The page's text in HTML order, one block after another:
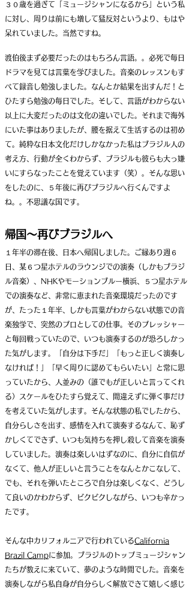
３０歳を過ぎて「 ミュージシャンになるから」という私
に対し、周りは前にも増して猛反対というより、もはや
呆れていました。当然ですね。
渡伯後まず必要だったのはもちろん言語。。必死で毎日
ドラマを見ては言葉を学びました。音楽のレッスンもす
べて録音し勉強しました。なんとか結果を出すんだ！と
ひたすら勉強の毎日でした。そして、言語がわからない
以上に大変だったのは文化の違いでした。それまで海外
にいた事はありましたが、腰を据えて生活するのは初め
て。純粋な日本文化だけしかなかった私はブラジル人の
考え方、行動が全くわからず、ブラジルも彼らも大っ嫌
いにすらなったことを覚えています（笑）。そんな思い
をしたのに、５年後に再びブラジルへ行くんですよ
ね。。不思議な国です。
帰国〜再びブラジルへ
１年半の滞在後、日本へ帰国しました。ご縁あり週６
日、某６つ星ホテルのラウンジでの演奏（しかもブラジ
ル音楽）、NHKやモーションブルー横浜、５つ星ホテル
での演奏など、非常に恵まれた音楽環境だったのです
が、たった１年半、しかも言葉がわからない状態での音
楽独学で、突然のプロとしての仕事。そのプレッシャー
と毎回戦っていたので、いつも演奏するのが恐ろしかっ
た気がします。「自分は下手だ」「もっと正しく演奏し
なければ！」「早く周りに認めてもらいたい」 と常に思
っていたから、人並みの（誰でもが正しいと言ってくれ
る）スケールをひたすら覚えて、間違えずに弾く事だけ
を考えていた気がします。そんな状態の私でしたから、
自分らしさを出す、感情を入れて演奏するなんて、恥ず
かしくてできず、いつも気持ちを押し殺して音楽を演奏
していました。演奏は楽しいはずなのに、自分に自信が
なくて、他人が正しいと言うことをなんとかこなして、
でも、それを弾いたところで自分は楽しくなく、どうし
て良いのかわからず、ビクビクしながら、いつも辛かっ
たです。
そんな中カリフォルニアで行われているCalifornia
Brazil Campに参加。 ブラジルのトップミュージシャン
たちが教えに来ていて、夢のような時間でした。音楽を
演奏しながら私自身が自分らしく解放できて嬉しく感じ